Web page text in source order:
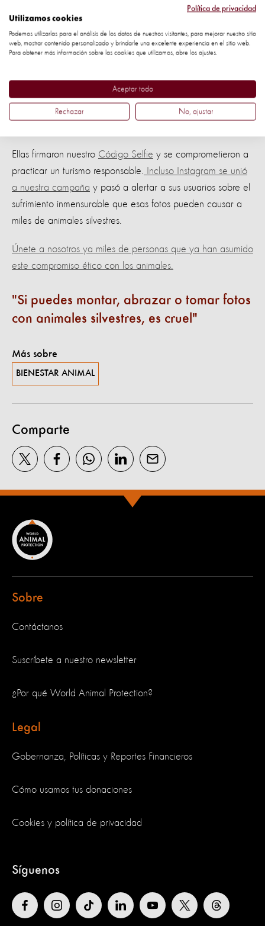
quedamos profundamente sentidos al ver otra celebridad
posando con animales silvestres y alimentando aún más ese
sufrimiento.
Y no estamos solos - más de 255.000 personas alrededor
del mundo concuerdan que la explotación de animales
Ellas firmaron nuestro Código Selfie y se comprometieron a
practicar un turismo responsable.
Incluso Instagram se unió
a nuestra campaña y pasó a alertar a sus usuarios sobre el
sufrimiento inmensurable que esas fotos pueden causar a
miles de animales silvestres.
Únete a nosotros ya miles de personas que ya han asumido
este compromiso ético con los animales.
Si puedes montar, abrazar o tomar fotos
con animales silvestres, es cruel
Más sobre
BIENESTAR ANIMAL
Comparte
Sobre
Contáctanos
Suscríbete a nuestro newsletter
¿Por qué World Animal Protection?
Legal
Gobernanza, Políticas y Reportes Financieros
Cómo usamos tus donaciones
Cookies y política de privacidad
Síguenos
Política de privacidad
Utilizamos cookies
Podemos utilizarlas para el análisis de los datos de nuestros visitantes, para mejorar nuestro sitio
web, mostrar contenido personalizado y brindarle una excelente experiencia en el sitio web.
Para obtener más información sobre las cookies que utilizamos, abre los ajustes.
Aceptar todo
Rechazar No, ajustar